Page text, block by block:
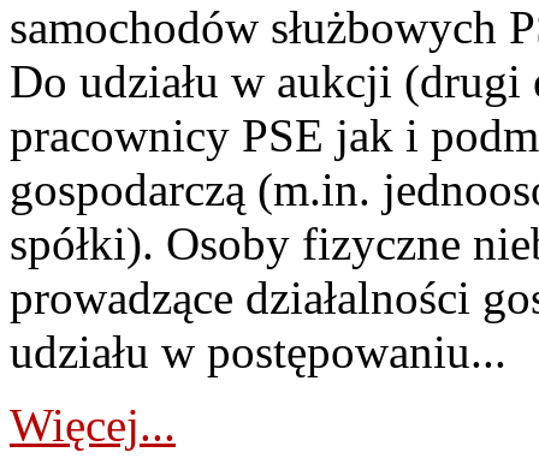
samochodów służbowych
Do udziału w aukcji (drugi
pracownicy PSE jak i
gospodarczą (m.in.
spółki). Osoby fizyczne
prowadzące działalności
udziału w postępowaniu...
Więcej...